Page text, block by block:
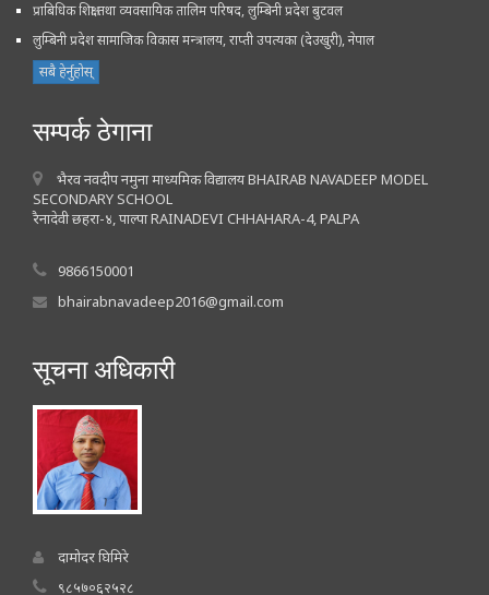
प्राबिधिक शिक्षा तथा व्यवसायिक तालिम परिषद, लुम्बिनी प्रदेश बुटवल
लुम्बिनी प्रदेश सामाजिक विकास मन्त्रालय, राप्ती उपत्यका (देउखुरी), नेपाल
सबै हेर्नुहोस्
सम्पर्क ठेगाना
भैरव नवदीप नमुना माध्यमिक विद्यालय BHAIRAB NAVADEEP MODEL
SECONDARY SCHOOL
रैनादेवी छहरा-४, पाल्पा RAINADEVI CHHAHARA-4, PALPA
9866150001
bhairabnavadeep2016@gmail.com
सूचना अधिकारी
दामोदर घिमिरे
९८५७०६२५२८